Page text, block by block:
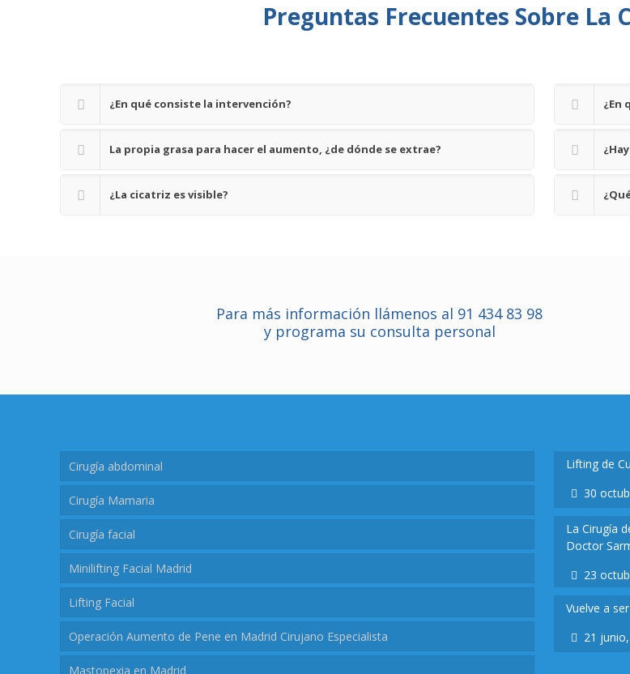
Preguntas Frecuentes Sobre La
¿En qué consiste la intervención?
La propia grasa para hacer el aumento, ¿de dónde se extrae?
¿La cicatriz es visible?
¿En
Para más información llámenos al 91 434 83 98
y programa su consulta personal
Cirugía abdominal
Cirugía Mamaria
Cirugía facial
Minilifting Facial Madrid
Lifting Facial
Operación Aumento de Pene en Madrid Cirujano Especialista
Mastopexia en Madrid
Lifting de
30
La Cirugía
Doctor
23
Vuelve a
21